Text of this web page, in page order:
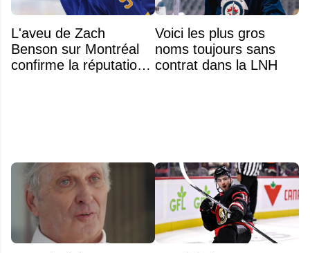
L'aveu de Zach
Benson sur Montréal
confirme la réputation
Voici les plus gros
noms toujours sans
contrat dans la LNH